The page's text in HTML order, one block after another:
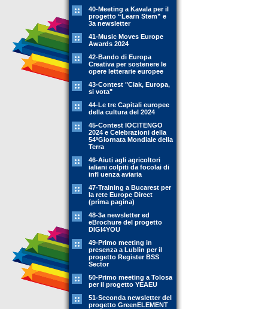
40-Meeting a Kavala per il
progetto “Learn Stem” e
3a newsletter
41-Music Moves Europe
Awards 2024
42-Bando di Europa
Creativa per sostenere le
opere letterarie europee
43-Contest "Ciak, Europa,
si vota"
44-Le tre Capitali europee
della cultura del 2024
45-Contest IOCITENGO
2024 e Celebrazioni della
54ªGiornata Mondiale della
Terra
46-Aiuti agli agricoltori
ialiani colpiti da focolai di
infl uenza aviaria
47-Training a Bucarest per
la rete Europe Direct
(prima pagina)
48-3a newsletter ed
eBrochure del progetto
DIGI4YOU
49-Primo meeting in
presenza a Lublin per il
progetto Register BSS
Sector
50-Primo meeting a Tolosa
per il progetto YEAEU
51-Seconda newsletter del
progetto GreenELEMENT